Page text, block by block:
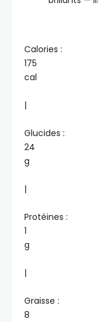
Calories :
175
cal
|
Glucides :
24
g
|
Protéines :
1
g
|
Graisse :
8